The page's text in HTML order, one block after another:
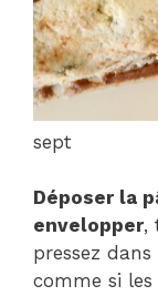
sept
Déposer la
envelopper,
pressez
comme si